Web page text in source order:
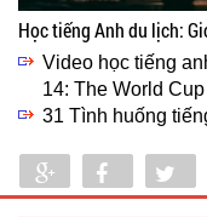
Học tiếng Anh du lịch:
Video học tiếng
14: The World Cup
31 Tình huống
Share Share